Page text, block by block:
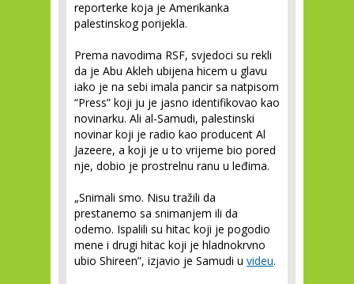
reporterke koja je Amerikanka
palestinskog porijekla.
Prema navodima RSF, svjedoci su rekli
da je Abu Akleh ubijena hicem u glavu
iako je na sebi imala pancir sa natpisom
“Press” koji ju je jasno identifikovao kao
novinarku. Ali al-Samudi, palestinski
novinar koji je radio kao producent Al
Jazeere, a koji je u to vrijeme bio pored
nje, dobio je prostrelnu ranu u leđima.
„Snimali smo. Nisu tražili da
prestanemo sa snimanjem ili da
odemo. Ispalili su hitac koji je pogodio
mene i drugi hitac koji je hladnokrvno
ubio Shireen”, izjavio je Samudi u videu.